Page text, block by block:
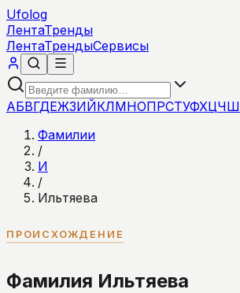
Ufolog
ЛентаТренды
ЛентаТрендыСервисы
АБВГДЕЖЗИЙКЛМНОПРСТУФХЦЧШ
Фамилии
/
И
/
Ильтяева
ПРОИСХОЖДЕНИЕ
Фамилия Ильтяева